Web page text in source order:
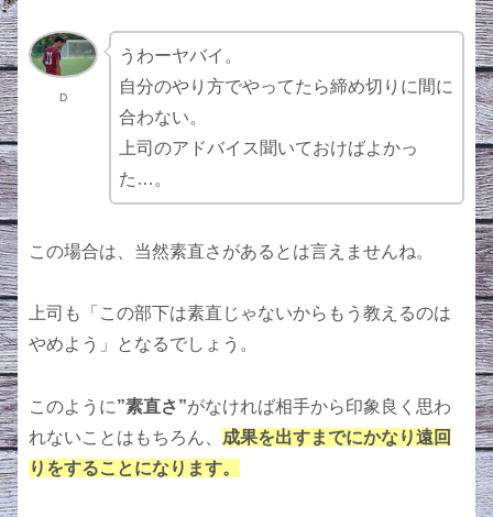
D
うわーヤバイ。
自分のやり方でやってたら締め切りに間に
合わない。
上司のアドバイス聞いておけばよかっ
た…。
この場合は、当然素直さがあるとは言えませんね。
上司も「この部下は素直じゃないからもう教えるのは
やめよう」となるでしょう。
このように”素直さ”がなければ相手から印象良く思わ
れないことはもちろん、 成果を出すまでにかなり遠回
りをすることになります。